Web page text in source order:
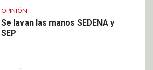
OPINIÓN
Se lavan las manos SEDENA y
SEP